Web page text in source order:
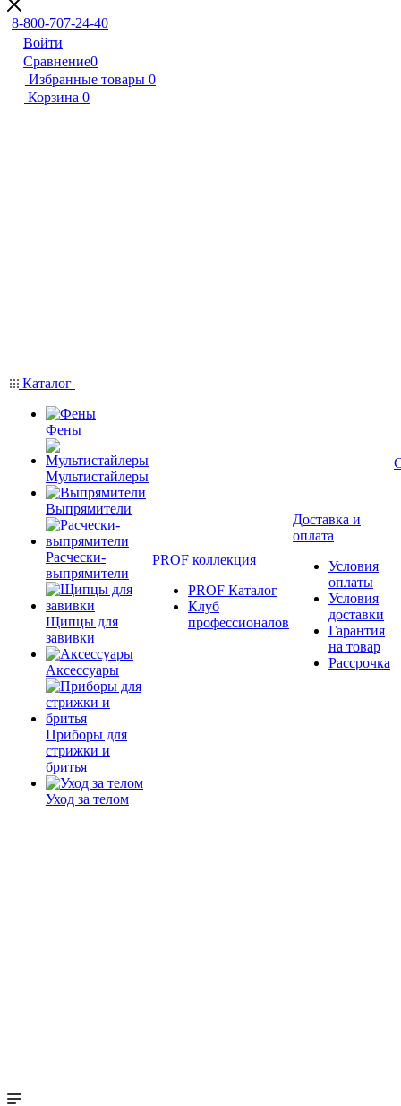
8-800-707-24-40
Войти
Сравнение0
Избранные товары 0
Корзина 0
Каталог
Фены
Мультистайлеры
Выпрямители
Расчески-
выпрямители
Щипцы для
завивки
Аксессуары
Приборы для
стрижки и
бритья
Уход за телом
PROF коллекция
PROF Каталог
Клуб
профессионалов
Доставка и
оплата
Условия
оплаты
Условия
доставки
Гарантия
на товар
Рассрочка